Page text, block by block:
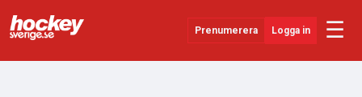
Prenumerera Logga in ☰